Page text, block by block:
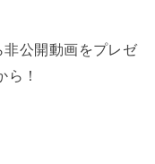
公開動画をプレゼ
！